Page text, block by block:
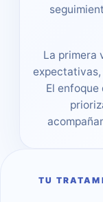
La primera
El
TU